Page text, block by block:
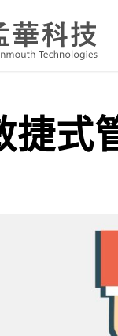
捷式